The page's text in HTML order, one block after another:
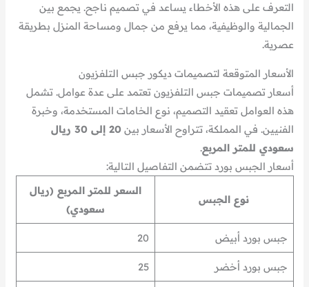
التعرف على هذه الأخطاء يساعد في تصميم ناجح. يجمع بين
الجمالية والوظيفية، مما يرفع من جمال ومساحة المنزل بطريقة
عصرية.
الأسعار المتوقعة لتصميمات ديكور جبس التلفزيون
أسعار تصميمات جبس التلفزيون تعتمد على عدة عوامل. تشمل
هذه العوامل تعقيد التصميم، نوع الخامات المستخدمة، وخبرة
الفنيين. في المملكة، تتراوح الأسعار بين
20 إلى 30 ريال
سعودي للمتر المربع.
أسعار الجبس بورد تتضمن التفاصيل التالية:
نوع الجبس
السعر للمتر المربع (ريال
سعودي)
جبس بورد أبيض 20
جبس بورد أخضر 25